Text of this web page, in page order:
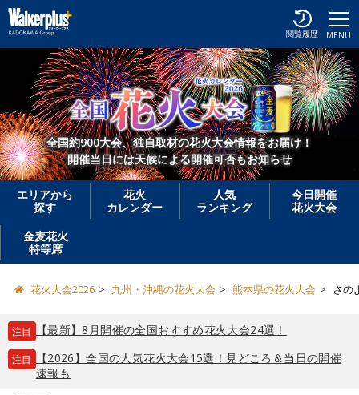
MENU
閲覧履歴
全国約900大会、独自取材の花火大会情報をお届け！
開催当日には天候による開催可否もお知らせ
エリアから
探す
花火
カレンダー
人気
ランキング
今日開催
花火大会
金麦花火
特等席
花火大会2026 九州・沖縄の花火大会 熊本県の花火大会 さの
注目 【最新】8月開催の全国おすすめ花火大会24選！
注目
【2026】全国の人気花火大会15選！見どころ＆当日の開催
速報も